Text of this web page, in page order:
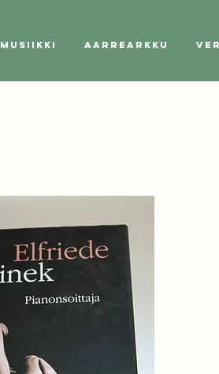
Musiikki Aarrearkku